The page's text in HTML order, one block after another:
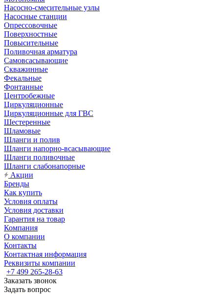
Насосно-смесительные узлы
Насосные станции
Опрессовочные
Поверхностные
Повысительные
Поливочная арматура
Самовсасывающие
Скважинные
Фекальные
Фонтанные
Центробежные
Циркуляционные
Циркуляционные для ГВС
Шестеренные
Шламовые
Шланги и полив
Шланги напорно-всасывающие
Шланги поливочные
Шланги слабонапорные
Акции
Бренды
Как купить
Условия оплаты
Условия доставки
Гарантия на товар
Компания
О компании
Контакты
Контактная информация
Реквизиты компании
+7 499 265-28-63
Заказать звонок
Задать вопрос